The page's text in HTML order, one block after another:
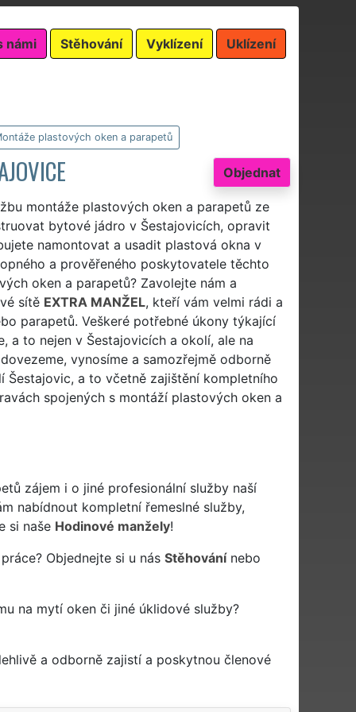
námi Stěhování Vyklízení Uklízení
plastových oken a parapetů
Objednat
montáže plastových oken a parapetů ze
bytové jádro v Šestajovicích, opravit
namontovat a usadit plastová okna v
a prověřeného poskytovatele těchto
oken a parapetů? Zavolejte nám a
sítě EXTRA MANŽEL, kteří vám velmi rádi a
parapetů. Veškeré potřebné úkony týkající
a to nejen v Šestajovicích a okolí, ale na
vynosíme a samozřejmě odborně
Šestajovic, a to včetně zajištění kompletního
spojených s montáží plastových oken a
zájem i o jiné profesionální služby naší
nabídnout kompletní řemeslné služby,
si naše Hodinové manžely!
Objednejte si u nás Stěhovánínebo
na mytí oken či jiné úklidové služby?
a odborně zajistí a poskytnou členové